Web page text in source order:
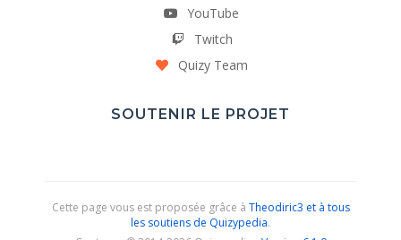
YouTube
Twitch
Quizy Team
SOUTENIR LE PROJET
Cette page vous est proposée grâce à Theodiric3 et à tous
les soutiens de Quizypedia.